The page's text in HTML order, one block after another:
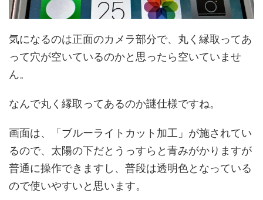
気になるのは正面のカメラ部分で、丸く縁取ってあ
って穴が空いているのかと思ったら空いていませ
ん。
なんで丸く縁取ってあるのか謎仕様ですね。
画面は、「ブルーライトカット加工」が施されてい
るので、太陽の下だとうっすらと青みがかりますが
普通に操作できますし、普段は透明色となっている
ので使いやすいと思います。